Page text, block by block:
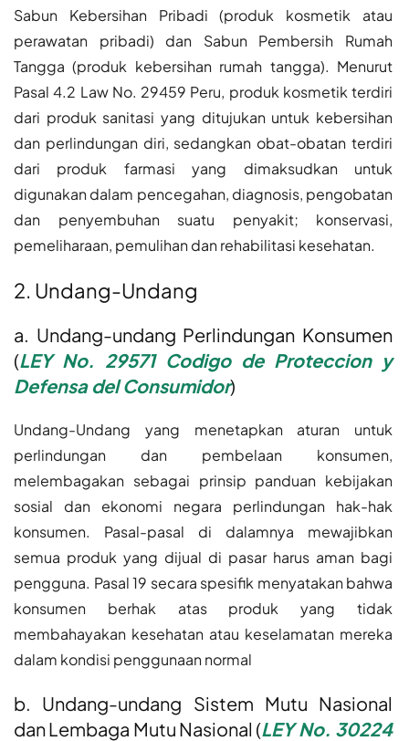
Sabun Kebersihan Pribadi (produk kosmetik atau
perawatan pribadi) dan Sabun Pembersih Rumah
Tangga (produk kebersihan rumah tangga). Menurut
Pasal 4.2 Law No. 29459 Peru, produk kosmetik terdiri
dari produk sanitasi yang ditujukan untuk kebersihan
dan perlindungan diri, sedangkan obat-obatan terdiri
dari produk farmasi yang dimaksudkan untuk
digunakan dalam pencegahan, diagnosis, pengobatan
dan penyembuhan suatu penyakit; konservasi,
pemeliharaan, pemulihan dan rehabilitasi kesehatan.
2. Undang-Undang
a. Undang-undang Perlindungan Konsumen
(LEY No. 29571 Codigo de Proteccion y
Defensa del Consumidor)
Undang-Undang yang menetapkan aturan untuk
perlindungan dan pembelaan konsumen,
melembagakan sebagai prinsip panduan kebijakan
sosial dan ekonomi negara perlindungan hak-hak
konsumen. Pasal-pasal di dalamnya mewajibkan
semua produk yang dijual di pasar harus aman bagi
pengguna. Pasal 19 secara spesifik menyatakan bahwa
konsumen berhak atas produk yang tidak
membahayakan kesehatan atau keselamatan mereka
dalam kondisi penggunaan normal
b. Undang-undang Sistem Mutu Nasional
dan Lembaga Mutu Nasional (LEY No. 30224